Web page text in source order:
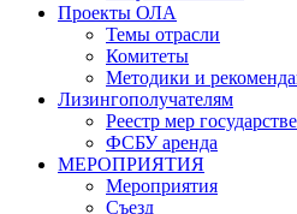
Проекты ОЛА
Темы отрасли
Комитеты
Методики и
Лизингополучателям
Реестр мер
ФСБУ аренда
МЕРОПРИЯТИЯ
Мероприятия
Съезд